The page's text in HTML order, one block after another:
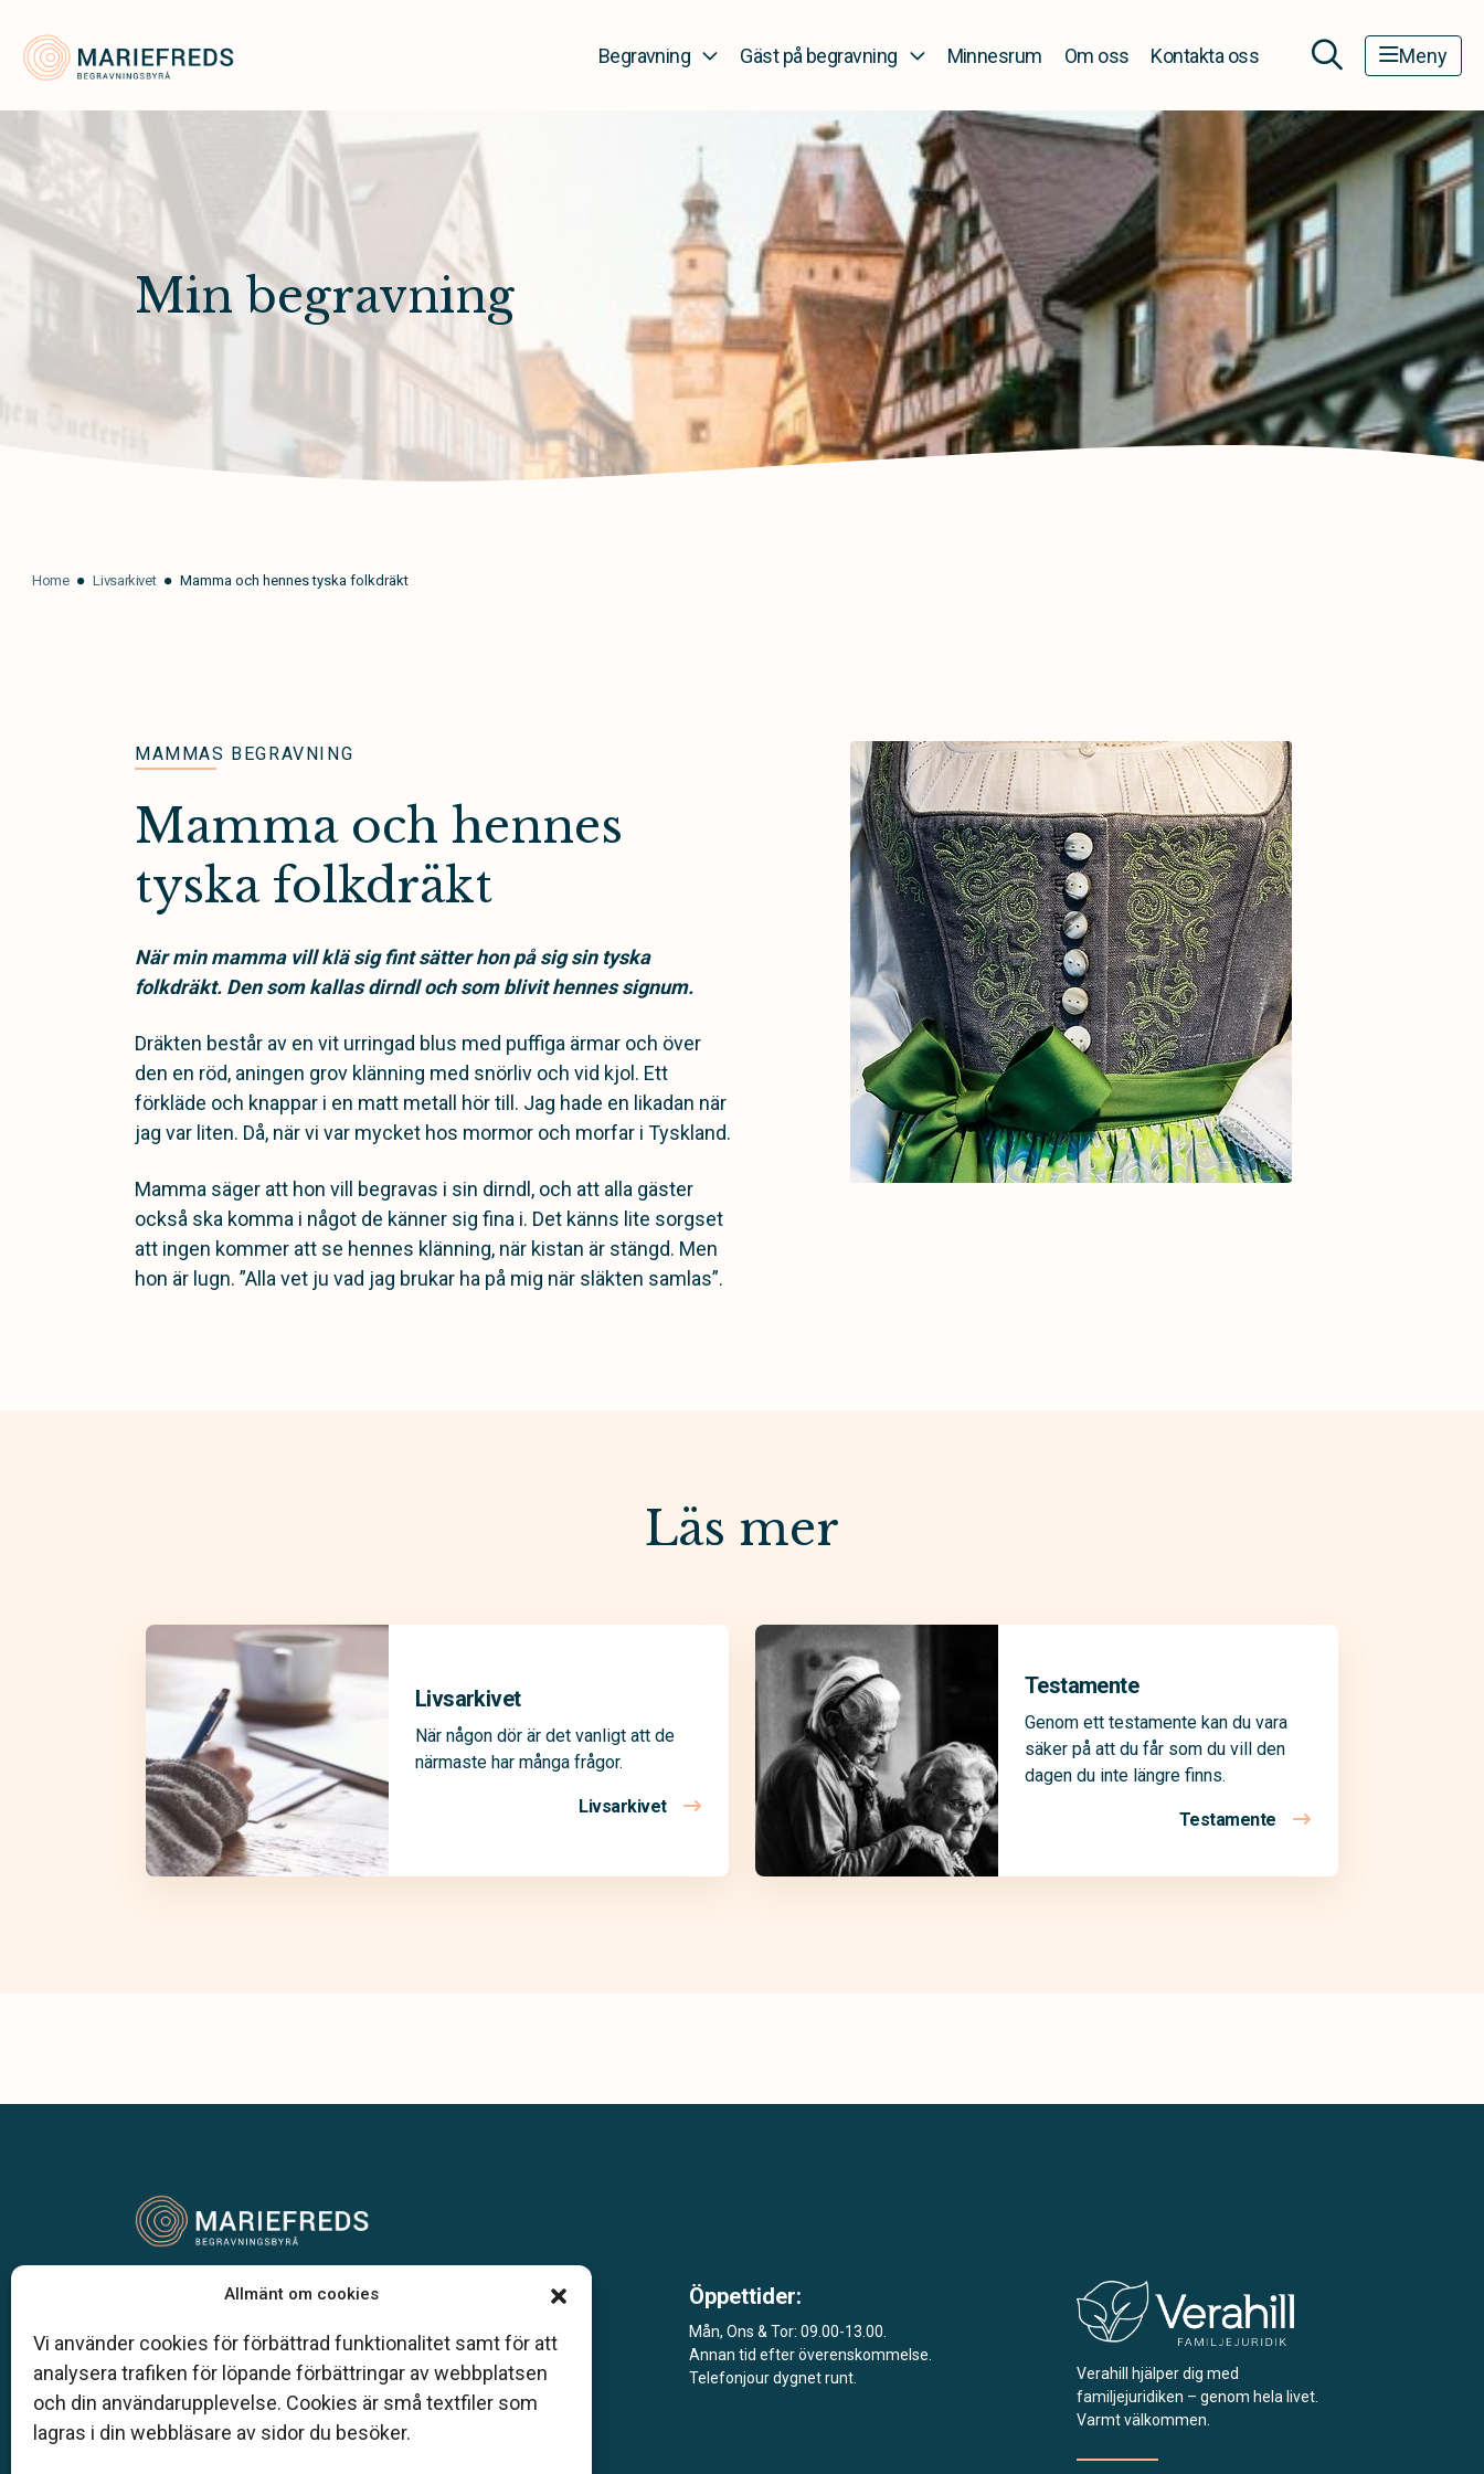
Allmänt om cookies
Vi använder cookies för förbättrad funktionalitet samt för att
analysera trafiken för löpande förbättringar av webbplatsen
och din användarupplevelse. Cookies är små textfiler som
lagras i din webbläsare av sidor du besöker.
Begravning Gäst på begravning Minnesrum Om oss Kontakta oss Meny
Min begravning
Home Livsarkivet Mamma och hennes tyska folkdräkt
MAMMAS BEGRAVNING
Mamma och hennes
tyska folkdräkt
När min mamma vill klä sig fint sätter hon på sig sin tyska
folkdräkt. Den som kallas dirndl och som blivit hennes signum.
Dräkten består av en vit urringad blus med puffiga ärmar och över
den en röd, aningen grov klänning med snörliv och vid kjol. Ett
förkläde och knappar i en matt metall hör till. Jag hade en likadan när
jag var liten. Då, när vi var mycket hos mormor och morfar i Tyskland.
Mamma säger att hon vill begravas i sin dirndl, och att alla gäster
också ska komma i något de känner sig fina i. Det känns lite sorgset
att ingen kommer att se hennes klänning, när kistan är stängd. Men
hon är lugn. ”Alla vet ju vad jag brukar ha på mig när släkten samlas”.
Läs mer
Livsarkivet
När någon dör är det vanligt att de
närmaste har många frågor.
Livsarkivet
Testamente
Genom ett testamente kan du vara
säker på att du får som du vill den
dagen du inte längre finns.
Testamente
Vår begravningsbyrå är en del av Klarahill.
är auktoriserade inom Sveriges begravningsbyråers
förbund (SBF). Det personliga är centralt för oss,
både när det gäller bemötande och när vi utformar
skräddarsydda personliga begravningar.
Öppettider:
Mån, Ons & Tor: 09.00-13.00.
Annan tid efter överenskommelse.
Telefonjour dygnet runt.
Verahill hjälper dig med
familjejuridiken – genom hela livet.
Varmt välkommen.